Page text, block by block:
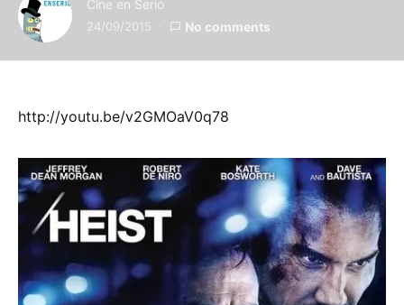
Cine en Serio
24/09/2015 No comments
http://youtu.be/v2GMOaV0q78